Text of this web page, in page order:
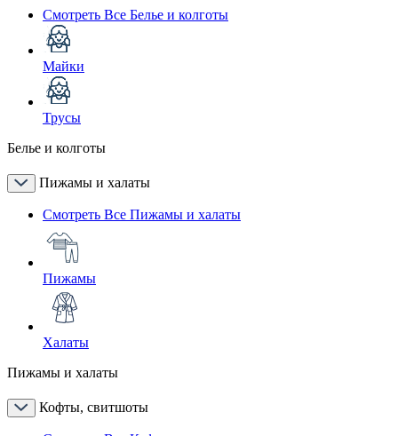
Смотреть Все Белье и колготы
Майки
Трусы
Белье и колготы
Пижамы и халаты
Смотреть Все Пижамы и халаты
Пижамы
Халаты
Пижамы и халаты
Кофты, свитшоты